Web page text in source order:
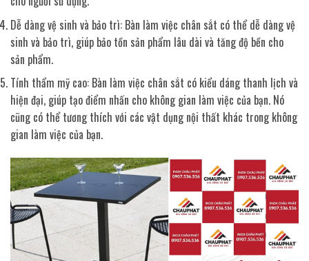
Dễ dàng vệ sinh và bảo trì: Bàn làm việc chân sắt có thể dễ dàng vệ
sinh và bảo trì, giúp bảo tồn sản phẩm lâu dài và tăng độ bền cho
sản phẩm.
Tính thẩm mỹ cao: Bàn làm việc chân sắt có kiểu dáng thanh lịch và
hiện đại, giúp tạo điểm nhấn cho không gian làm việc của bạn. Nó
cũng có thể tương thích với các vật dụng nội thất khác trong không
gian làm việc của bạn.